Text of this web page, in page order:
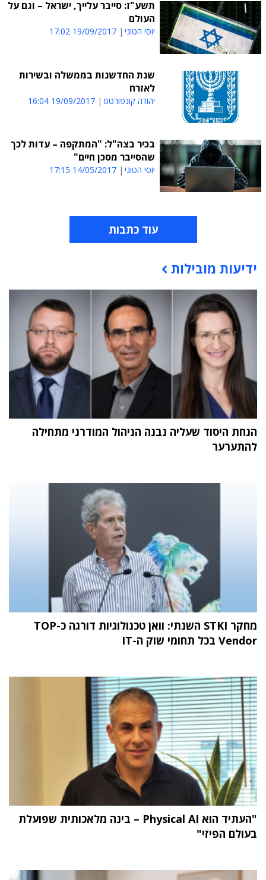
תשע"ז: סייבר עלייך, ישראל – וגם על
העולם
יוסי הטוני 19/09/2017 17:02
שנת החדשנות בממשלה ובשירות
לאזרח
יהודה קונפורטס 19/09/2017 16:04
בכיר בצה"ל: "המתקפה – עדות לכך
שהסייבר מסכן חיים"
יוסי הטוני 14/05/2017 17:15
עוד כתבות
תוכן פרסומי
ידיעות מובילות
הנחת היסוד שעליה נבנה הניהול המודרני מתחילה
להתערער
מחקר STKI השנתי: וואן טכנולוגיות דורגה כ-TOP
Vendor בכל תחומי שוק ה-IT
"העתיד הוא Physical AI – בינה מלאכותית שפועלת
בעולם הפיזי"